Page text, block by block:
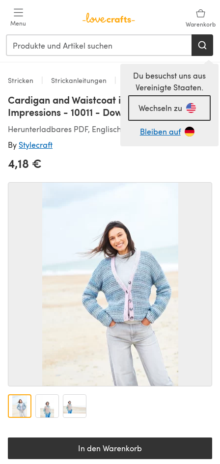
Menu Warenkorb
Du besuchst uns aus
Vereinigte Staaten.
Wechseln zu
Bleiben auf
Stricken Strickanleitungen Westen
Cardigan and Waistcoat in Stylecraft
Impressions - 10011 - Downloadable PDF
Herunterladbares PDF, Englisch
By Stylecraft
4,18 €
In den Warenkorb